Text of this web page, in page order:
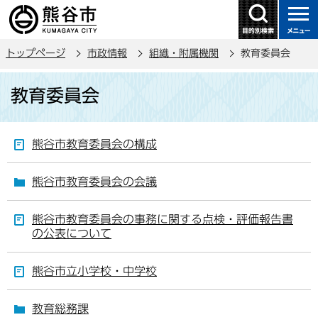
の
トップページ 市政情報 組織・附属機関 教育委員会
教育委員会
熊谷市教育委員会の構成
熊谷市教育委員会の会議
熊谷市教育委員会の事務に関する点検・評価報告書
の公表について
熊谷市立小学校・中学校
教育総務課